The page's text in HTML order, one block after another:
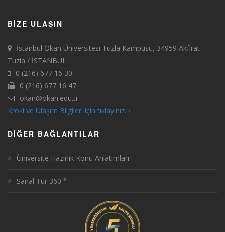
BIZE ULAŞIN
İstanbul Okan Üniversitesi Tuzla Kampüsü, 34959 Akfırat –
Tuzla / İSTANBUL
0 (216) 677 16 30
0 (216) 677 16 47
okan@okan.edu.tr
Kroki ve Ulaşım Bilgileri için tıklayınız. ›
DIĞER BAĞLANTILAR
Üniversite Hazırlık Konu Anlatımları
Sanal Tur 360 °